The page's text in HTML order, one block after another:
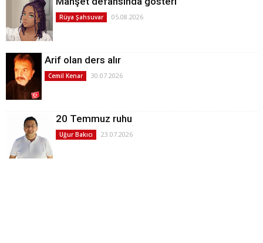
Rüya Şahsuvar 05.08.2026
Arif olan ders alır
Cemil Kenar 30.07.2026
20 Temmuz ruhu
Uğur Bakıcı 23.07.2026